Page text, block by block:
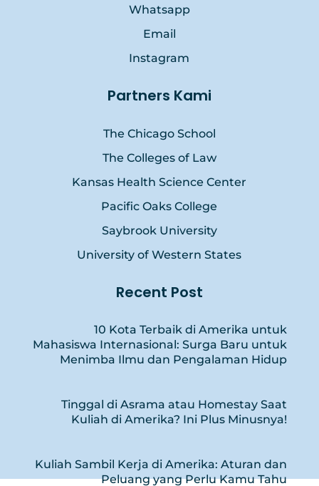
Whatsapp
Email
Instagram
Partners Kami
The Chicago School
The Colleges of Law
Kansas Health Science Center
Pacific Oaks College
Saybrook University
University of Western States
Recent Post
10 Kota Terbaik di Amerika untuk
Mahasiswa Internasional: Surga Baru untuk
Menimba Ilmu dan Pengalaman Hidup
Tinggal di Asrama atau Homestay Saat
Kuliah di Amerika? Ini Plus Minusnya!
Kuliah Sambil Kerja di Amerika: Aturan dan
Peluang yang Perlu Kamu Tahu